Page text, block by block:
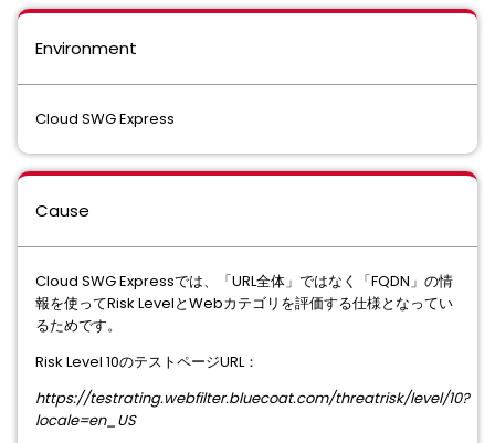
Environment
Cloud SWG Express
Cause
Cloud SWG Expressでは、「URL全体」ではなく「FQDN」の情
報を使ってRisk LevelとWebカテゴリを評価する仕様となってい
るためです。
Risk Level 10のテストページURL：
https://testrating.webfilter.bluecoat.com/threatrisk/level/10?
locale=en_US